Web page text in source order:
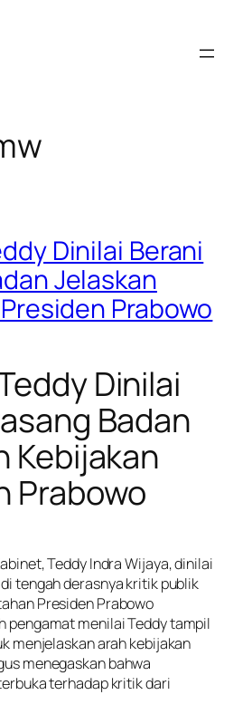
Dinilai Berani
Jelaskan
Prabowo
Dinilai
Badan
Kebijakan
Prabowo
Teddy Indra Wijaya, dinilai
tengah derasnya kritik publik
Presiden Prabowo
pengamat menilai Teddy tampil
menjelaskan arah kebijakan
menegaskan bahwa
terhadap kritik dari